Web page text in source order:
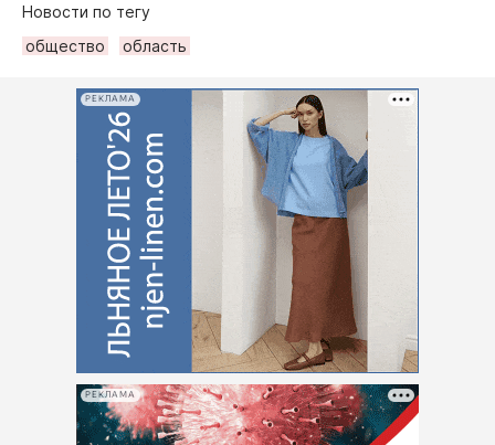
Новости по тегу
общество
область
РЕКЛАМА
РЕКЛАМА